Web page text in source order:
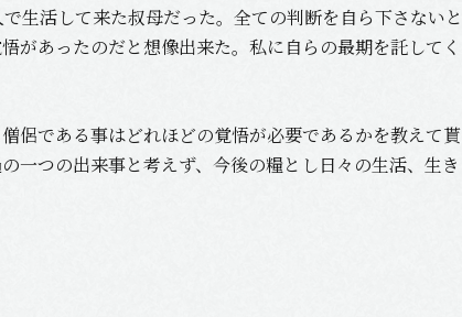
生活して来た叔母だった。全ての判断を自ら下さないと
があったのだと想像出来た。私に自らの最期を託してく
侶である事はどれほどの覚悟が必要であるかを教えて貰
一つの出来事と考えず、今後の糧とし日々の生活、生き